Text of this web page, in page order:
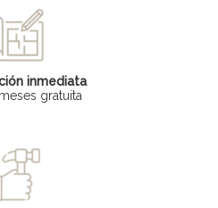
inmediata
gratuita